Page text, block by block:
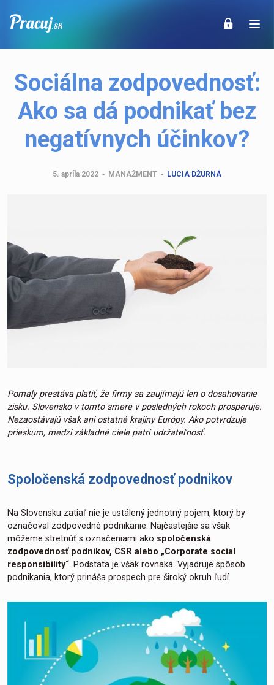
Sociálna zodpovednosť:
Ako sa dá podnikať bez
negatívnych účinkov?
5. apríla 2022 ▪ MANAŽMENT ▪ LUCIA DŽURNÁ
Pomaly prestáva platiť, že firmy sa zaujímajú len o dosahovanie
zisku. Slovensko v tomto smere v posledných rokoch prosperuje.
Nezaostávajú však ani ostatné krajiny Európy. Ako potvrdzuje
prieskum, medzi základné ciele patrí udržateľnosť.
Spoločenská zodpovednosť podnikov
Na Slovensku zatiaľ nie je ustálený jednotný pojem, ktorý by
označoval zodpovedné podnikanie. Najčastejšie sa však
môžeme stretnúť s označeniami ako spoločenská
zodpovednosť podnikov, CSR alebo „Corporate social
responsibility“. Podstata je však rovnaká. Vyjadruje spôsob
podnikania, ktorý prináša prospech pre široký okruh ľudí.